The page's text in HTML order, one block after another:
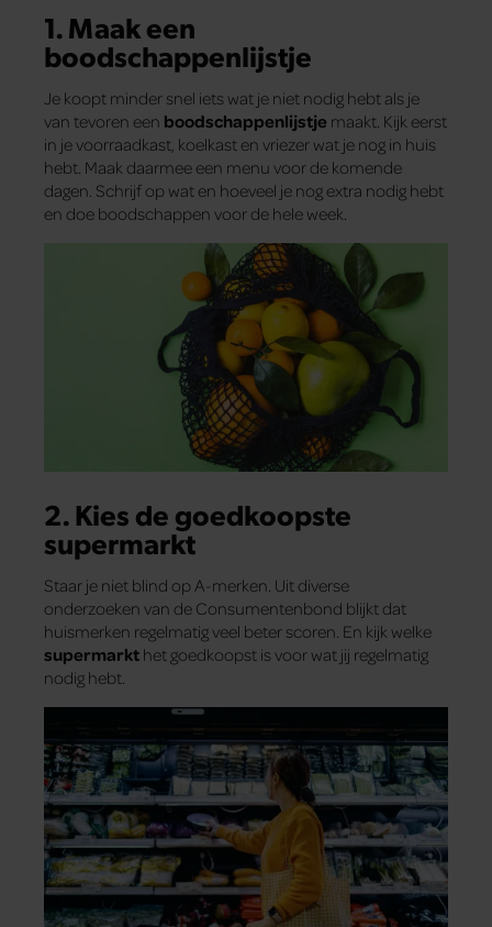
1. Maak een
boodschappenlijstje
Je koopt minder snel iets wat je niet nodig hebt als je
van tevoren een boodschappenlijstje maakt. Kijk eerst
in je voorraadkast, koelkast en vriezer wat je nog in huis
hebt. Maak daarmee een menu voor de komende
dagen. Schrijf op wat en hoeveel je nog extra nodig hebt
en doe boodschappen voor de hele week.
2. Kies de goedkoopste
supermarkt
Staar je niet blind op A-merken. Uit diverse
onderzoeken van de Consumentenbond blijkt dat
huismerken regelmatig veel beter scoren. En kijk welke
supermarkt het goedkoopst is voor wat jij regelmatig
nodig hebt.